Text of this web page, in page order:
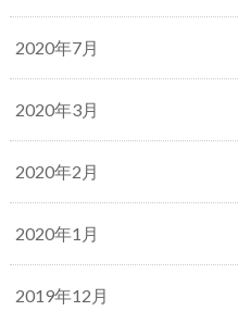
2020年7月
2020年3月
2020年2月
2020年1月
2019年12月